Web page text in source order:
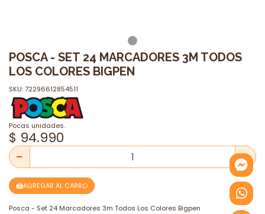
POSCA - SET 24 MARCADORES 3M TODOS
LOS COLORES BIGPEN
SKU: 72296612854511
Pocas unidades.
$ 94.990
AGREGAR AL CARRO
Posca - Set 24 Marcadores 3m Todos Los Colores Bigpen